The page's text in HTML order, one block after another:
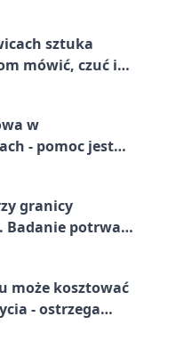
sztuka
mówić, czuć i
w
- pomoc jest
granicy
Badanie potrwa
może kosztować
- ostrzega